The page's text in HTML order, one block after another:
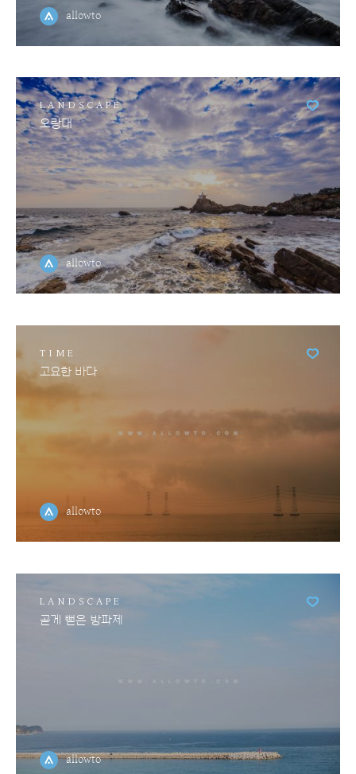
allowto
LANDSCAPE
오랑대
allowto
TIME
고요한 바다
allowto
LANDSCAPE
곧게 뻗은 방파제
allowto